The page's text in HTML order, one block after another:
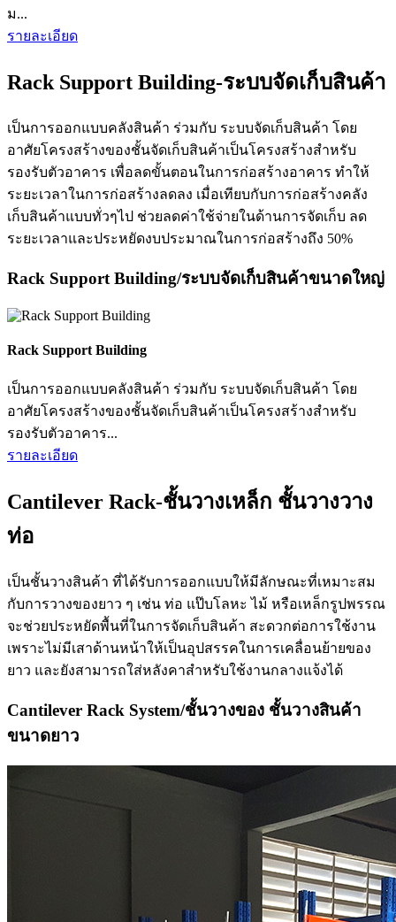
ม...
รายละเอียด
Rack Support Building-ระบบจัดเก็บสินค้า
เป็นการออกแบบคลังสินค้า ร่วมกับ ระบบจัดเก็บสินค้า โดย
อาศัยโครงสร้างของชั้นจัดเก็บสินค้าเป็นโครงสร้างสำหรับ
รองรับตัวอาคาร เพื่อลดขั้นตอนในการก่อสร้างอาคาร ทำให้
ระยะเวลาในการก่อสร้างลดลง เมื่อเทียบกับการก่อสร้างคลัง
เก็บสินค้าแบบทั่วๆไป ช่วยลดค่าใช้จ่ายในด้านการจัดเก็บ ลด
ระยะเวลาและประหยัดงบประมาณในการก่อสร้างถึง 50%
Rack Support Building/ระบบจัดเก็บสินค้าขนาดใหญ่
Rack Support Building
เป็นการออกแบบคลังสินค้า ร่วมกับ ระบบจัดเก็บสินค้า โดย
อาศัยโครงสร้างของชั้นจัดเก็บสินค้าเป็นโครงสร้างสำหรับ
รองรับตัวอาคาร...
รายละเอียด
Cantilever Rack-ชั้นวางเหล็ก ชั้นวางวาง
ท่อ
เป็นชั้นวางสินค้า ที่ได้รับการออกแบบให้มีลักษณะที่เหมาะสม
กับการวางของยาว ๆ เช่น ท่อ แป๊บโลหะ ไม้ หรือเหล็กรูปพรรณ
จะช่วยประหยัดพื้นที่ในการจัดเก็บสินค้า สะดวกต่อการใช้งาน
เพราะไม่มีเสาด้านหน้าให้เป็นอุปสรรคในการเคลื่อนย้ายของ
ยาว และยังสามารถใส่หลังคาสำหรับใช้งานกลางแจ้งได้
Cantilever Rack System/ชั้นวางของ ชั้นวางสินค้า
ขนาดยาว